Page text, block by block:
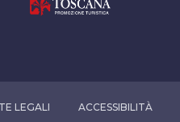
LEGALI ACCESSIBILITÀ